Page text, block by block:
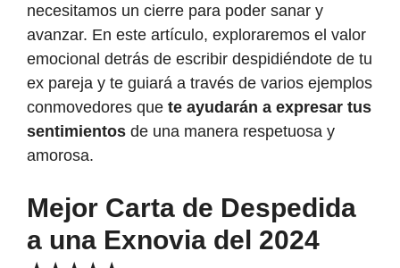
necesitamos un cierre para poder sanar y
avanzar. En este artículo, exploraremos el valor
emocional detrás de escribir despidiéndote de tu
ex pareja y te guiará a través de varios ejemplos
conmovedores que te ayudarán a expresar tus
sentimientos de una manera respetuosa y
amorosa.
Mejor Carta de Despedida
a una Exnovia del 2024